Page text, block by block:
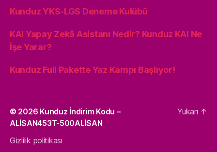
Kunduz YKS-LGS Deneme Kulübü
KAI Yapay Zekâ Asistanı Nedir? Kunduz KAI Ne
İşe Yarar?
Kunduz Full Pakette Yaz Kampı Başlıyor!
© 2026 Kunduz İndirim Kodu –
ALİSAN453T-500ALİSAN
Gizlilik politikası
Yukarı ↑